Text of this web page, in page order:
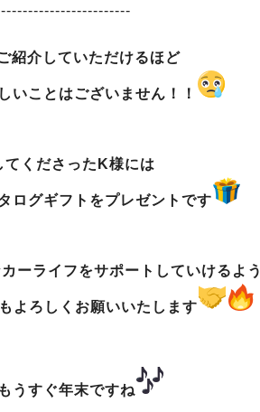
紹介していただけるほど
いことはございません！！
てくださったK様には
ログギフトをプレゼントです
ーライフをサポートしていけるよう
よろしくお願いいたします
うすぐ年末ですね